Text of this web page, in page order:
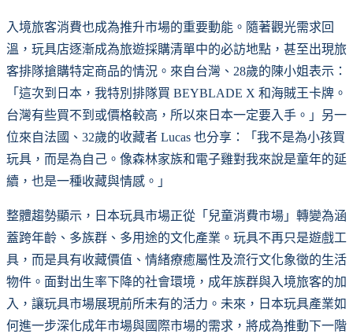
入境旅客消費也成為推升市場的重要動能。隨著觀光需求回
溫，玩具店逐漸成為旅遊採購清單中的必訪地點，甚至出現旅
客排隊搶購特定商品的情況。來自台灣、28歲的陳小姐表示：
「這次到日本，我特別排隊買 BEYBLADE X 和海賊王卡牌。
台灣有些買不到或價格較高，所以來日本一定要入手。」另一
位來自法國、32歲的收藏者 Lucas 也分享：「我不是為小孩買
玩具，而是為自己。像森林家族和電子雞對我來說是童年的延
續，也是一種收藏與情感。」
整體趨勢顯示，日本玩具市場正從「兒童消費市場」轉變為涵
蓋跨年齡、多族群、多用途的文化產業。玩具不再只是遊戲工
具，而是具有收藏價值、情緒療癒屬性及流行文化象徵的生活
物件。面對出生率下降的社會環境，成年族群與入境旅客的加
入，讓玩具市場展現前所未有的活力。未來，日本玩具產業如
何進一步深化成年市場與國際市場的需求，將成為推動下一階